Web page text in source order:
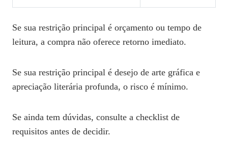
Se sua restrição principal é orçamento ou tempo de
leitura, a compra não oferece retorno imediato.
Se sua restrição principal é desejo de arte gráfica e
apreciação literária profunda, o risco é mínimo.
Se ainda tem dúvidas, consulte a checklist de
requisitos antes de decidir.